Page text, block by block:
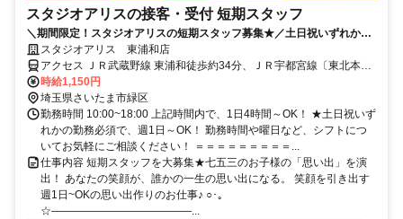
スタジオアリスの接客・受付 短期スタッフ
＼期間限定！スタジオアリスの短期スタッフ募集★／土日祝いずれかの
勤務必須で週1日、1日4h～OK！
スタジオアリス 東浦和店
アクセス ＪＲ武蔵野線 東浦和徒歩約34分、ＪＲ宇都宮線〔東北本
線〕・ＪＲ上野東京ライン/ＪＲ高崎線 浦和アトレ北口徒歩約44分、
ＪＲ京浜東北線 浦和アトレ北口徒歩約44分 京浜東北線 浦和駅よりバ
ス15分 ※国道463号線沿い、中尾陸橋側
時給1,150円
埼玉県さいたま市緑区
勤務時間 10:00~18:00 上記時間内で、1日4時間～OK！ ★土日祝いず
れかの勤務必須で、週1日～OK！ 勤務時間や曜日など、シフトにつ
いてお気軽にご相談ください！ ＝＝＝＝＝＝＝＝＝...
仕事内容 短期スタッフを大募集★七五三のお子様の「思い出」を演
出！ あなたの笑顔が、誰かの一生の思い出になる。 笑顔を引き出す
週1日~OKの思い出作りのお仕事♪ ○･｡
☆―――――――――――――...